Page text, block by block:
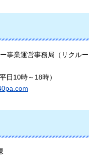
事業運営事務局（リクルー
日10時～18時）